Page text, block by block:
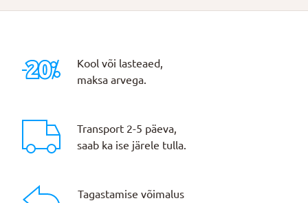
Kool või lasteaed,
maksa arvega.
Transport 2-5 päeva,
saab ka ise järele tulla.
Tagastamise võimalus